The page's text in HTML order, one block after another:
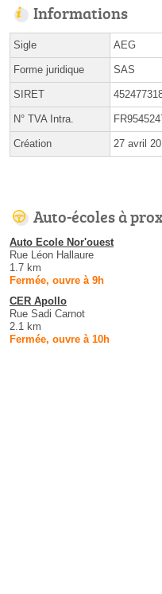
Informations
Sigle AEG
Forme juridique SAS
SIRET
N° TVA Intra.
Création 27 avril
Auto-écoles à
Auto Ecole Nor'ouest
Rue Léon Hallaure
1.7 km
Fermée, ouvre à 9h
CER Apollo
Rue Sadi Carnot
2.1 km
Fermée, ouvre à 10h